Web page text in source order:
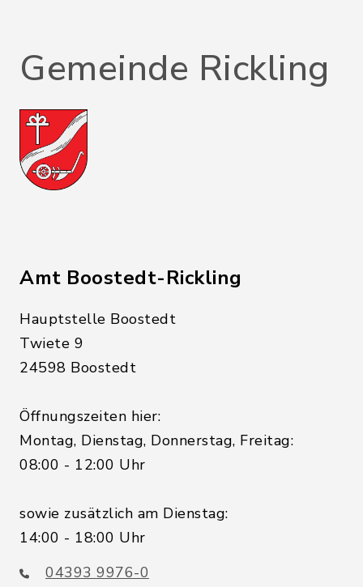
Gemeinde Rickling
Amt Boostedt-Rickling
Hauptstelle Boostedt
Twiete 9
24598 Boostedt
Öffnungszeiten hier:
Montag, Dienstag, Donnerstag, Freitag:
08:00 - 12:00 Uhr
sowie zusätzlich am Dienstag:
14:00 - 18:00 Uhr
04393 9976-0